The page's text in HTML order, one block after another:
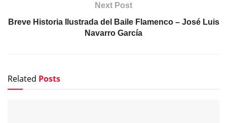
Next Post
Breve Historia Ilustrada del Baile Flamenco – José Luis
Navarro García
Related Posts